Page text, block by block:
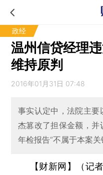
政经
温州信贷经理
维持原判
2016年01月31日 07:48
事实认定中，法院主
杰篡改了担保金额，
年检报告“不属于本案关
【财新网】（记